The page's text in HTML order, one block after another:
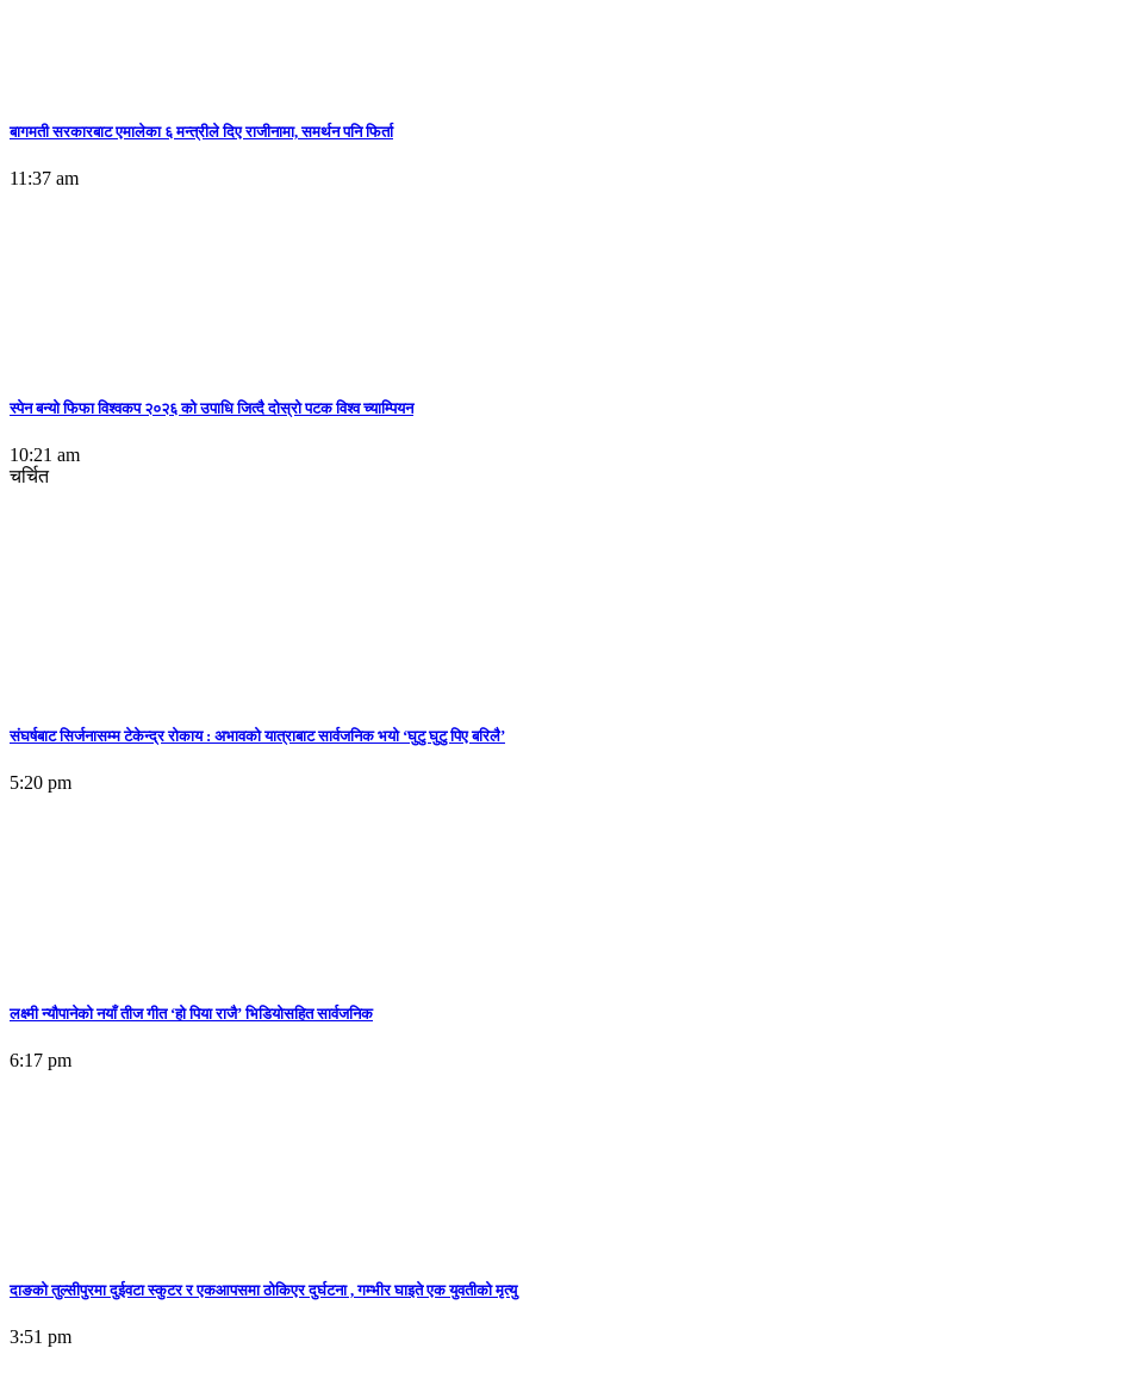
बागमती सरकारबाट एमालेका ६ मन्त्रीले दिए राजीनामा, समर्थन पनि फिर्ता
11:37 am
स्पेन बन्याे फिफा विश्वकप २०२६ को उपाधि जित्दै दोस्रो पटक विश्व च्याम्पियन
10:21 am
चर्चित
संघर्षबाट सिर्जनासम्म टेकेन्द्र रोकाय : अभावको यात्राबाट सार्वजनिक भयो ‘घुटु घुटु पिए बरिलै’
5:20 pm
लक्ष्मी न्यौपानेको नयाँ तीज गीत ‘हो पिया राजै’ भिडियोसहित सार्वजनिक
6:17 pm
दाङको तुल्सीपुरमा दुईवटा स्कुटर र एकआपसमा ठोकिएर दुर्घटना , गम्भीर घाइते एक युवतीको मृत्यु
3:51 pm